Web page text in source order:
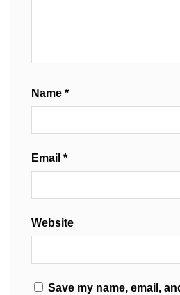
Name *
Email *
Website
Save my name, email,